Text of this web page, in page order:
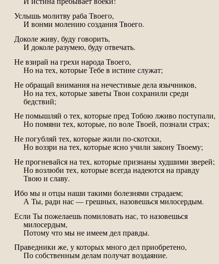
Услышь молитву раба Твоего,
И вонми молению создания Твоего.
Доколе живу, буду говорить,
И доколе разумею, буду отвечать.
Не взирай на грехи народа Твоего,
Но на тех, которые Тебе в истине служат;
Не обращай внимания на нечестивые дела язычников,
Но на тех, которые заветы Твои сохранили среди
бедствий;
Не помышляй о тех, которые пред Тобою лживо поступали,
Но помяни тех, которые, по воле Твоей, познали страх;
Не погубляй тех, которые жили по-скотски,
Но воззри на тех, которые ясно учили закону Твоему;
Не прогневайся на тех, которые признаны худшими зверей;
Но возлюби тех, которые всегда надеются на правду
Твою и славу.
Ибо мы и отцы наши такими болезнями страдаем;
А Ты, ради нас — грешных, назовешься милосердым.
Если Ты пожелаешь помиловать нас, то назовешься
милосердым,
Потому что мы не имеем дел правды.
Праведники же, у которых много дел приобретено,
По собственным делам получат воздаяние.